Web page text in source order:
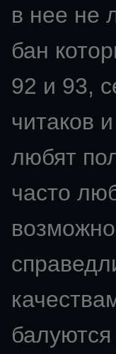
в нее не
бан
92 и 93,
читаков
любят
часто